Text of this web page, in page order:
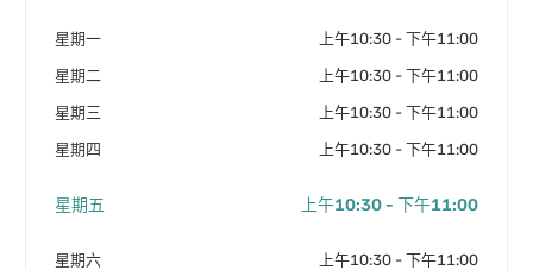
星期一 上午10:30 - 下午11:00
星期二 上午10:30 - 下午11:00
星期三 上午10:30 - 下午11:00
星期四 上午10:30 - 下午11:00
星期五 上午10:30 - 下午11:00
星期六 上午10:30 - 下午11:00